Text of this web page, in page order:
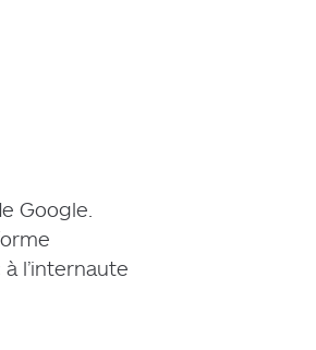
Google.
l’internaute